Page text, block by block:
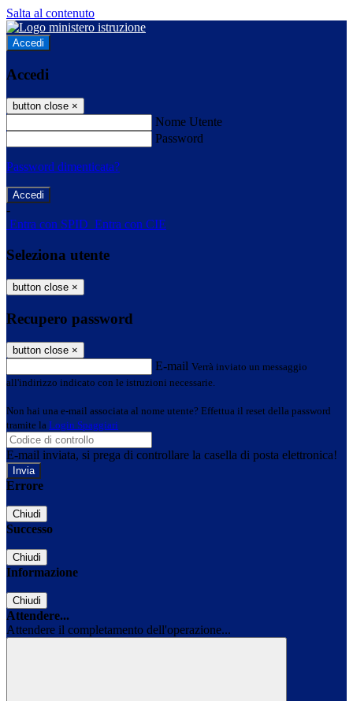
Salta al contenuto
Accedi
Accedi
button close ×
Nome Utente
Password
Password dimenticata?
-
Entra con SPID Entra con CIE
Seleziona utente
button close ×
Recupero password
button close ×
E-mail Verrà inviato un messaggio
all'indirizzo indicato con le istruzioni necessarie.
Non hai una e-mail associata al nome utente? Effettua il reset della password
tramite la Login Spaggiari
E-mail inviata, si prega di controllare la casella di posta elettronica!
Errore
Chiudi
Successo
Chiudi
Informazione
Chiudi
Attendere...
Attendere il completamento dell'operazione...